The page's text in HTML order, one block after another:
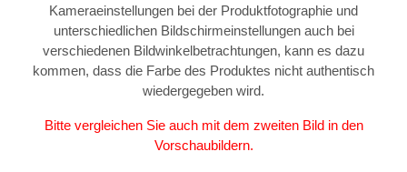
Kameraeinstellungen bei der Produktfotographie und
unterschiedlichen Bildschirmeinstellungen auch bei
verschiedenen Bildwinkelbetrachtungen, kann es dazu
kommen, dass die Farbe des Produktes nicht authentisch
wiedergegeben wird.
Bitte vergleichen Sie auch mit dem zweiten Bild in den
Vorschaubildern.